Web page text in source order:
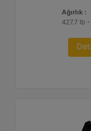
Ağırlık :
427.7 lb